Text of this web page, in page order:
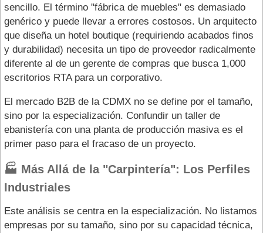
sencillo. El término "fábrica de muebles" es demasiado
genérico y puede llevar a errores costosos. Un arquitecto
que diseña un hotel boutique (requiriendo acabados finos
y durabilidad) necesita un tipo de proveedor radicalmente
diferente al de un gerente de compras que busca 1,000
escritorios RTA para un corporativo.
El mercado B2B de la CDMX no se define por el tamaño,
sino por la especialización. Confundir un taller de
ebanistería con una planta de producción masiva es el
primer paso para el fracaso de un proyecto.
🏭 Más Allá de la "Carpintería": Los Perfiles
Industriales
Este análisis se centra en la especialización. No listamos
empresas por su tamaño, sino por su capacidad técnica,